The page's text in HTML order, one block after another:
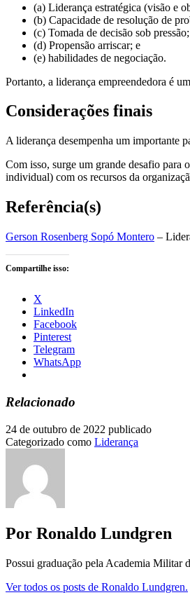
(a) Liderança estratégica (visão e
(b) Capacidade de resolução de
(c) Tomada de decisão sob pressão;
(d) Propensão arriscar; e
(e) habilidades de negociação.
Portanto, a liderança empreendedora é
Considerações finais
A liderança desempenha um importante
Com isso, surge um grande desafio para
individual) com os recursos da
Referência(s)
Gerson Rosenberg Sopó Montero –
Compartilhe isso:
X
LinkedIn
Facebook
Pinterest
Telegram
WhatsApp
Relacionado
24 de outubro de 2022 publicado
Categorizado como Liderança
Por Ronaldo Lundgren
Possui graduação pela Academia Militar
Ver todos os posts de Ronaldo Lundgren.